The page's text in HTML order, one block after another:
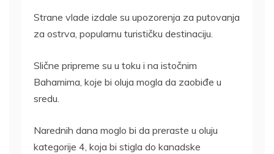
Strane vlade izdale su upozorenja za putovanja
za ostrva, popularnu turističku destinaciju.
Slične pripreme su u toku i na istočnim
Bahamima, koje bi oluja mogla da zaobiđe u
sredu.
Narednih dana moglo bi da preraste u oluju
kategorije 4, koja bi stigla do kanadske